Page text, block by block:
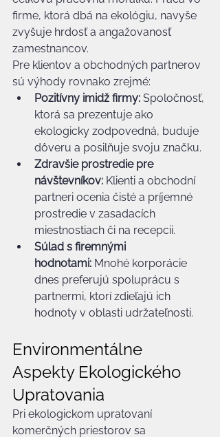
firme, ktorá dbá na ekológiu, navyše
zvyšuje hrdosť a angažovanosť
zamestnancov.
Pre klientov a obchodných partnerov
sú výhody rovnako zrejmé:
Pozitívny imidž firmy: Spoločnosť,
ktorá sa prezentuje ako
ekologicky zodpovedná, buduje
dôveru a posilňuje svoju značku.
Zdravšie prostredie pre
návštevníkov: Klienti a obchodní
partneri ocenia čisté a príjemné
prostredie v zasadacích
miestnostiach či na recepcii.
Súlad s firemnými
hodnotami: Mnohé korporácie
dnes preferujú spoluprácu s
partnermi, ktorí zdieľajú ich
hodnoty v oblasti udržateľnosti.
Environmentálne
Aspekty Ekologického
Upratovania
Pri ekologickom upratovaní
komerčných priestorov sa